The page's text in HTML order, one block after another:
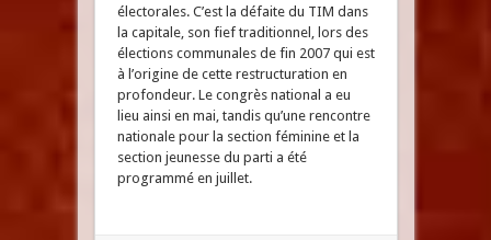
électorales. C’est la défaite du TIM dans
la capitale, son fief traditionnel, lors des
élections communales de fin 2007 qui est
à l’origine de cette restructuration en
profondeur. Le congrès national a eu
lieu ainsi en mai, tandis qu’une rencontre
nationale pour la section féminine et la
section jeunesse du parti a été
programmé en juillet.